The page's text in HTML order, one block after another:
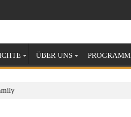
ÜBER UNS PROGRAMM